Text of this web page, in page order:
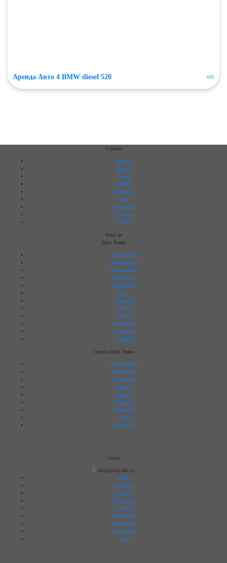
Аренда Авто 4 BMW diesel 520 60$
Страны
Тайланд
Индия
Турция
Египет
Сейшелы
Куба
Мальдивы
Вьетнам
ОАЭ
Чаты по
Шри Ланке
Активности
Для женщин
Объявления
Медицина
Животные
Йога
Посылки
Работа
Услуги
Рестораны
C детьми
Серфинг
Города Шри Ланки
Амбалангода
Аругам Бей
Ахангама
Бентота
Берувела
Ваддува
Велигама
Галле
Калпития
Связь
info@holly-day.ru
Канди
Коломбо
Мирисса
Пассикуда
Тангалле
Тринкомали
Унаватуна
Хиккадува
Элла